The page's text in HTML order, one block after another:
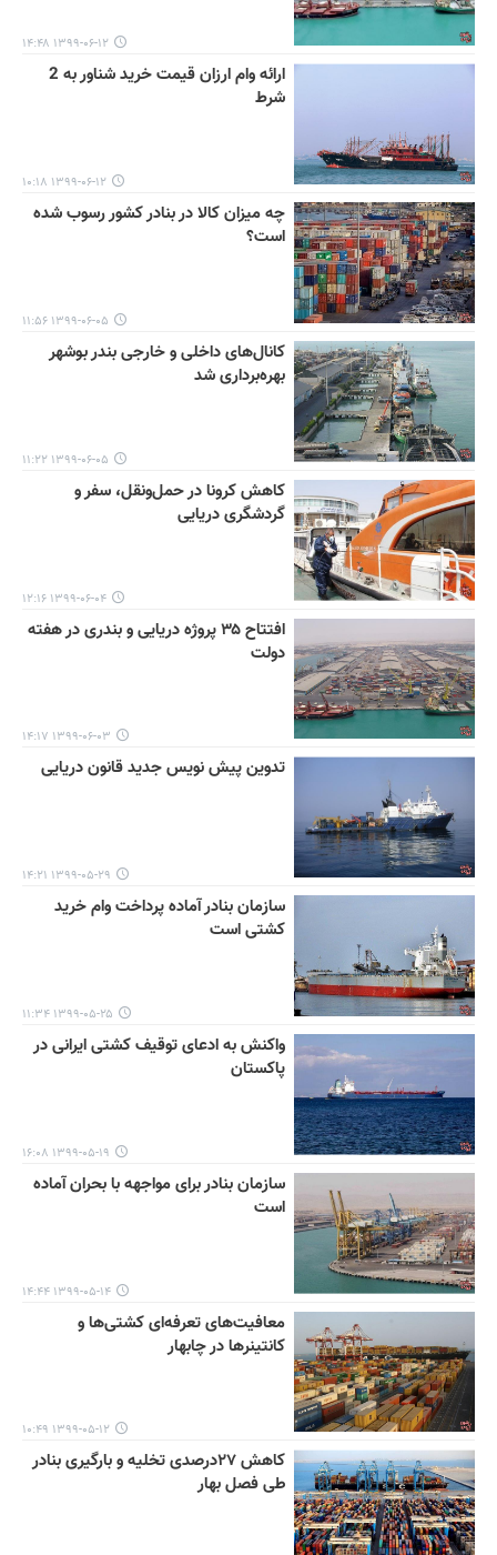
۱۳۹۹-۰۶-۱۲ ۱۴:۴۸
ارائه وام ارزان قیمت خرید شناور به 2
شرط
۱۳۹۹-۰۶-۱۲ ۱۰:۱۸
چه میزان کالا در بنادر کشور رسوب شده
است؟
۱۳۹۹-۰۶-۰۵ ۱۱:۵۶
کانال‌های داخلی و خارجی بندر بوشهر
بهره‌برداری شد
۱۳۹۹-۰۶-۰۵ ۱۱:۲۲
کاهش کرونا در حمل‌ونقل، سفر و
گردشگری دریایی
۱۳۹۹-۰۶-۰۴ ۱۲:۱۶
افتتاح ۳۵ پروژه دریایی و بندری در هفته
دولت
۱۳۹۹-۰۶-۰۳ ۱۴:۱۷
تدوین پیش نویس جدید قانون دریایی
۱۳۹۹-۰۵-۲۹ ۱۴:۲۱
سازمان بنادر آماده پرداخت وام خرید
کشتی است
۱۳۹۹-۰۵-۲۵ ۱۱:۳۴
واکنش به ادعای توقیف کشتی ایرانی در
پاکستان
۱۳۹۹-۰۵-۱۹ ۱۶:۰۸
سازمان بنادر برای مواجهه با بحران‌ آماده
است
۱۳۹۹-۰۵-۱۴ ۱۴:۴۴
معافیت‌های تعرفه‌ای کشتی‌ها و
کانتینرها در چابهار
۱۳۹۹-۰۵-۱۲ ۱۰:۴۹
کاهش ۲۷درصدی تخلیه و بارگیری بنادر
طی فصل بهار